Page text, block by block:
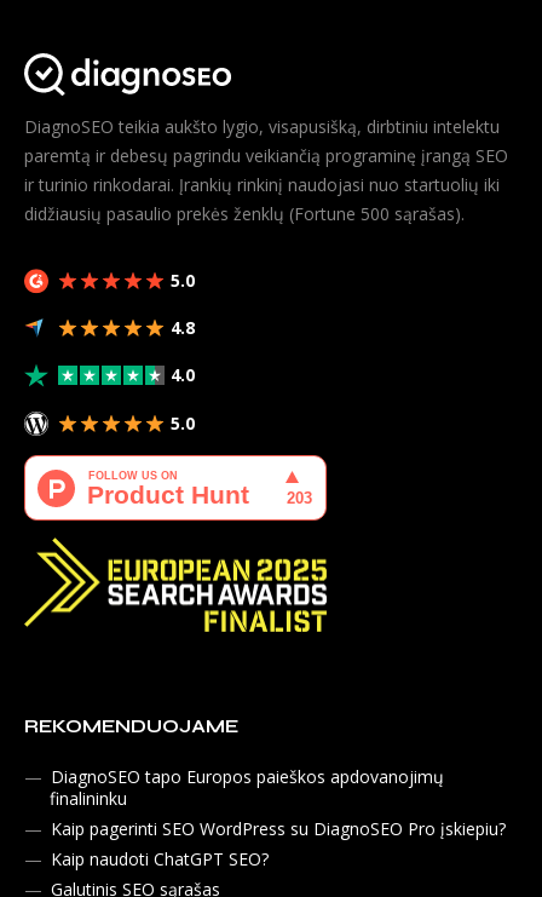
DiagnoSEO teikia aukšto lygio, visapusišką, dirbtiniu intelektu
paremtą ir debesų pagrindu veikiančią programinę įrangą SEO
ir turinio rinkodarai. Įrankių rinkinį naudojasi nuo startuolių iki
didžiausių pasaulio prekės ženklų (Fortune 500 sąrašas).
5.0
4.8
4.0
5.0
REKOMENDUOJAME
DiagnoSEO tapo Europos paieškos apdovanojimų
finalininku
Kaip pagerinti SEO WordPress su DiagnoSEO Pro įskiepiu?
Kaip naudoti ChatGPT SEO?
Galutinis SEO sąrašas